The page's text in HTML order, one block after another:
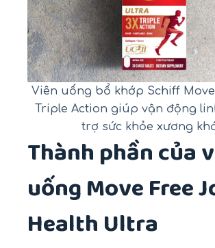
Viên uống bổ khớp Schiff
Triple Action giúp vận động
trợ sức khỏe xương
Thành phần của
uống Move Free
Health Ultra